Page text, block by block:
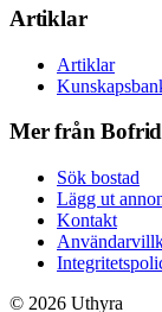
Artiklar
Artiklar
Mer från Bofrid
Sök bostad
Lägg ut
Kontakt
© 2026 Uthyra